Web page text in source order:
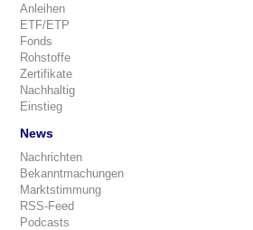
Anleihen
ETF/ETP
Fonds
Rohstoffe
Zertifikate
Nachhaltig
Einstieg
News
Nachrichten
Bekanntmachungen
Marktstimmung
RSS-Feed
Podcasts